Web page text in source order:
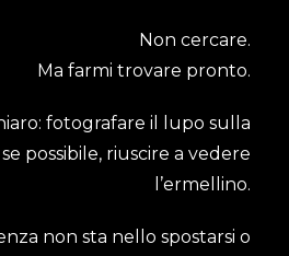
Non cercare.
Ma farmi trovare pronto.
fotografare il lupo sulla
possibile, riuscire a vedere
l’ermellino.
non sta nello spostarsi o